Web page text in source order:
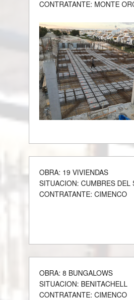
CONTRATANTE: MONTE
OBRA: 19 VIVIENDAS
SITUACION: CUMBRES DEL
CONTRATANTE: CIMENCO
OBRA: 8 BUNGALOWS
SITUACION: BENITACHELL
CONTRATANTE: CIMENCO